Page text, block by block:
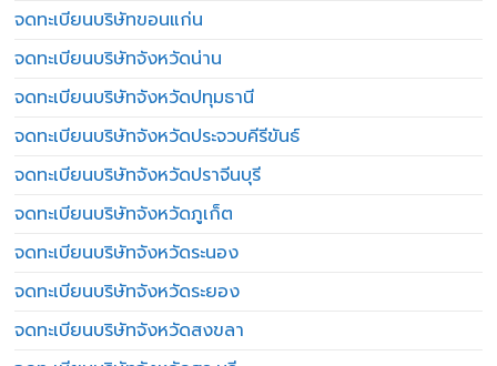
จดทะเบียนบริษัทขอนแก่น
จดทะเบียนบริษัทจังหวัดน่าน
จดทะเบียนบริษัทจังหวัดปทุมธานี
จดทะเบียนบริษัทจังหวัดประจวบคีรีขันธ์
จดทะเบียนบริษัทจังหวัดปราจีนบุรี
จดทะเบียนบริษัทจังหวัดภูเก็ต
จดทะเบียนบริษัทจังหวัดระนอง
จดทะเบียนบริษัทจังหวัดระยอง
จดทะเบียนบริษัทจังหวัดสงขลา